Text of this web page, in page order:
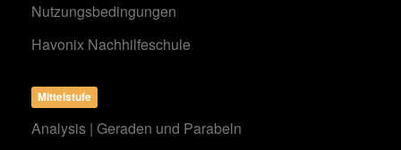
Nutzungsbedingungen
Havonix Nachhilfeschule
Mittelstufe
Analysis | Geraden und Parabeln